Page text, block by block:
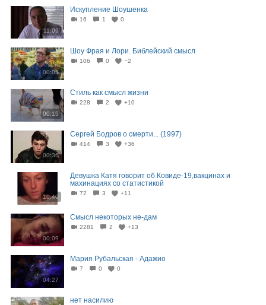
11:09
Искупление Шоушенка
16 1 0
00:05
Шоу Фрая и Лори. Библейский смысл
106 0 −2
00:15
Стиль как смысл жизни
228 2 +10
00:36
Сергей Бодров о смерти... (1997)
414 3 +36
10:40
Девушка Катя говорит об Ковиде-19,вакцинах и
махинациях со статистикой
72 3 +11
00:09
Смысл некоторых не-дам
2281 2 +13
04:27
Мария Рубальская - Адажио
7 0 0
нет насилию